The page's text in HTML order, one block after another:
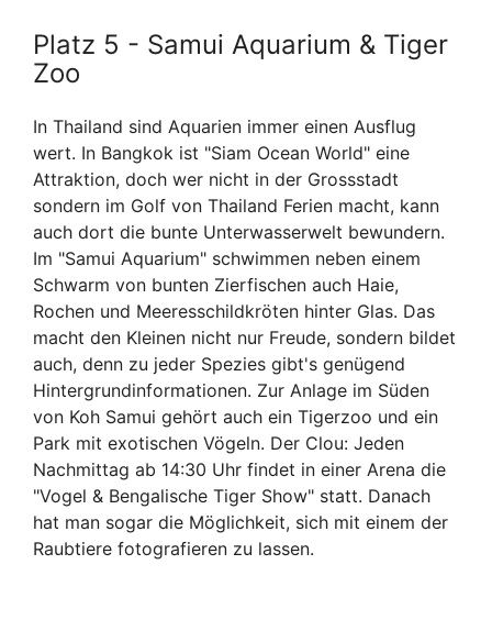
Platz 5 - Samui Aquarium & Tiger
Zoo
In Thailand sind Aquarien immer einen Ausflug
wert. In Bangkok ist "Siam Ocean World" eine
Attraktion, doch wer nicht in der Grossstadt
sondern im Golf von Thailand Ferien macht, kann
auch dort die bunte Unterwasserwelt bewundern.
Im "Samui Aquarium" schwimmen neben einem
Schwarm von bunten Zierfischen auch Haie,
Rochen und Meeresschildkröten hinter Glas. Das
macht den Kleinen nicht nur Freude, sondern bildet
auch, denn zu jeder Spezies gibt's genügend
Hintergrundinformationen. Zur Anlage im Süden
von Koh Samui gehört auch ein Tigerzoo und ein
Park mit exotischen Vögeln. Der Clou: Jeden
Nachmittag ab 14:30 Uhr findet in einer Arena die
"Vogel & Bengalische Tiger Show" statt. Danach
hat man sogar die Möglichkeit, sich mit einem der
Raubtiere fotografieren zu lassen.